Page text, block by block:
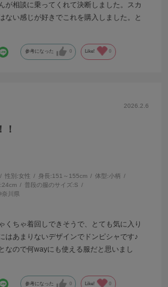
が相談に乗ってくれて決断しました。スカ
ない感じが好きでこれを購入しました。と
参考になった 0 Like! 0
2026.2.6
！
性別:女性 身長:151～155cm 体型:小柄
24cm 普段の服のサイズ:S
奈川県
くちゃ着回しできそうで、とても気に入り
はあまりないデザインでドンピシャです♪
なので何wayにも使える服だと思いまし
参考になった 0 Like! 0